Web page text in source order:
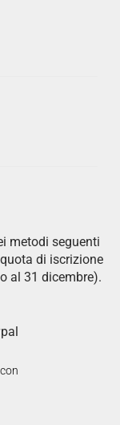
metodi seguenti
di iscrizione
al 31 dicembre).